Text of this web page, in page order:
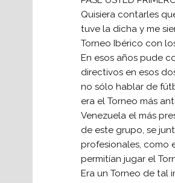
Quisiera contarles
tuve la dicha y me
Torneo Ibérico con
En esos años pude
directivos en esos
no sólo hablar de
era el Torneo más
Venezuela el más
de este grupo, se
profesionales, como
permitían jugar el
Era un Torneo de tal